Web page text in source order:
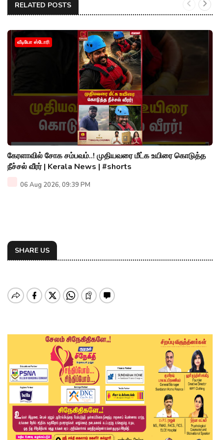
RELATED POSTS
வீடியோ ஸ்டோரி
கேரளாவில் சோக சம்பவம்..! முதியவரை மீட்க உயிரை கொடுத்த
நீச்சல் வீரர் | Kerala News | #shorts
06 Aug 2026, 09:39 PM
SHARE US